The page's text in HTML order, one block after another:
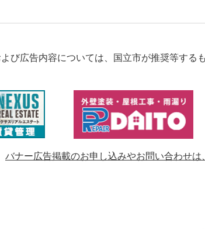
び広告内容については、 国立市が推奨等する
バナー広告掲載のお申し込みやお問い合わせは